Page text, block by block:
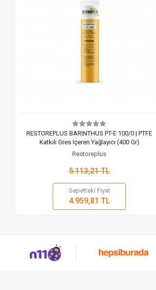
RESTOREPLUS BARINTHUS PT-E 100/0 | PTFE
Katkılı Gres Içeren Yağlayıcı (400 Gr)
Restoreplus
5.113,21 TL
Sepetteki Fiyat
4.959,81 TL
Adet
Sepete Ekle